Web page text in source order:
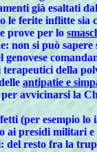
già esaltati
le ferite inflitte sia
prove per lo
: non si può sapere
genovese
della
antipatie e
avvicinarsi la
(per esempio lo
presidi militari e
resto fra la